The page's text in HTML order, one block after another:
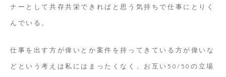
ナーとして共存共栄できればと思う気持ちで仕事にとりく
んでいる。
仕事を出す方が偉いとか案件を持ってきている方が偉いな
どという考えは私にはまったくなく、お互い50/50の立場